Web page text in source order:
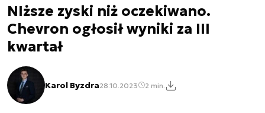
NIższe zyski niż oczekiwano.
Chevron ogłosił wyniki za III
kwartał
Karol Byzdra28.10.2023 2 min.